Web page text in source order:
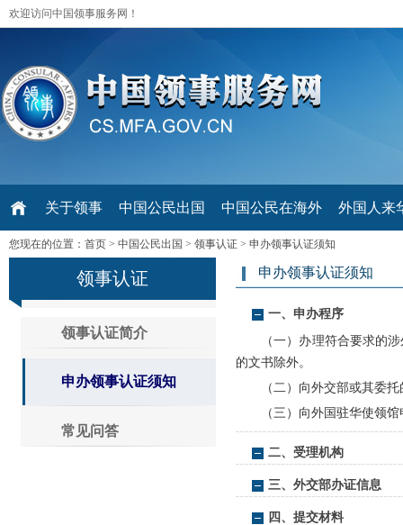
欢迎访问中国领事服务网！
关于领事 中国公民出国 中国公民在海外 外国人来
您现在的位置： 首页 > 中国公民出国 > 领事认证 > 申办领事认证须知
领事认证
领事认证简介
申办领事认证须知
常见问答
申办领事认证须知
一、申办程序
（一）办理符合要求的
的文书除外。
（二）向外交部或其委
（三）向外国驻华使领
二、受理机构
三、外交部办证信息
四、提交材料